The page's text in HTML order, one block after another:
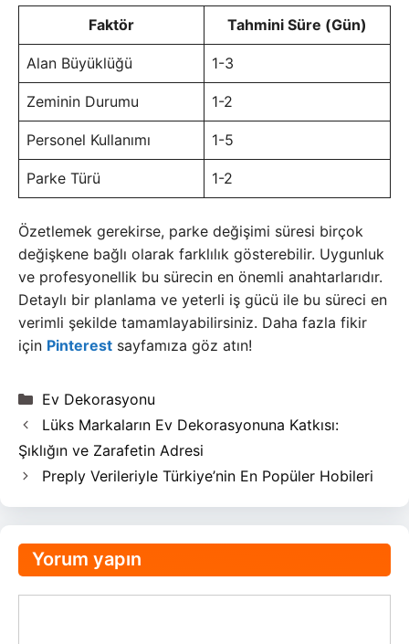
Faktör Tahmini Süre (Gün)
Alan Büyüklüğü 1-3
Zeminin Durumu 1-2
Personel Kullanımı 1-5
Parke Türü 1-2
Özetlemek gerekirse, parke değişimi süresi birçok
değişkene bağlı olarak farklılık gösterebilir. Uygunluk
ve profesyonellik bu sürecin en önemli anahtarlarıdır.
Detaylı bir planlama ve yeterli iş gücü ile bu süreci en
verimli şekilde tamamlayabilirsiniz. Daha fazla fikir
için Pinterest sayfamıza göz atın!
Kategoriler
Ev Dekorasyonu
Lüks Markaların Ev Dekorasyonuna Katkısı:
Şıklığın ve Zarafetin Adresi
Preply Verileriyle Türkiye’nin En Popüler Hobileri
Yorum yapın